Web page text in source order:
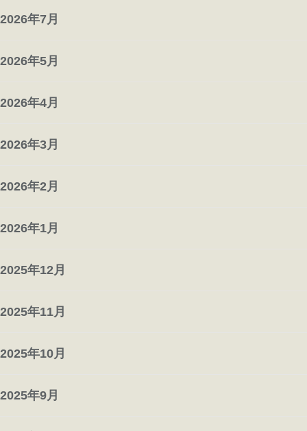
2026年7月
2026年5月
2026年4月
2026年3月
2026年2月
2026年1月
2025年12月
2025年11月
2025年10月
2025年9月